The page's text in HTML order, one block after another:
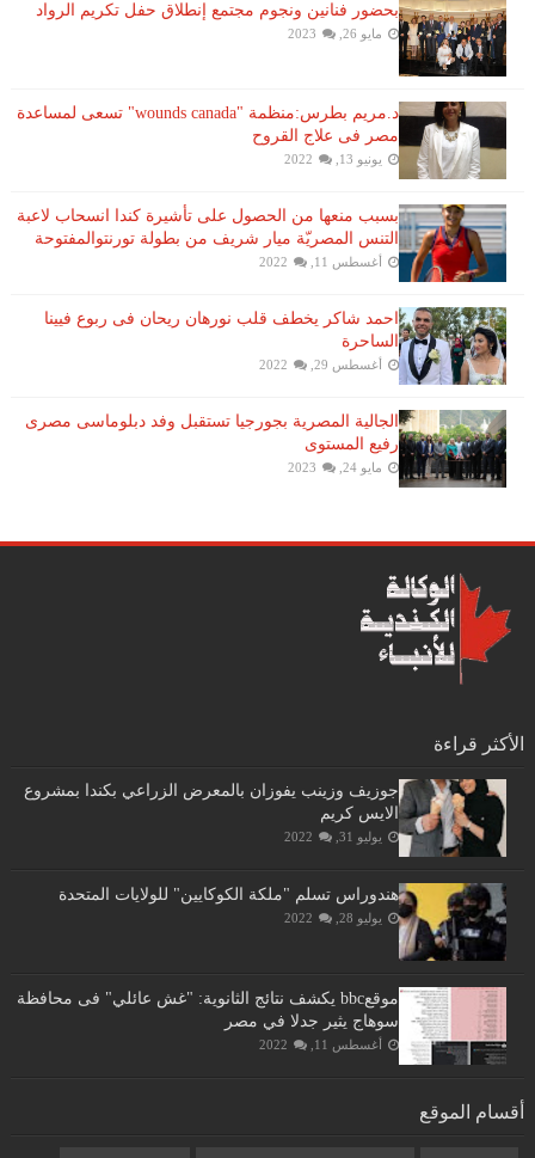
بحضور فنانين ونجوم مجتمع إنطلاق حفل تكريم الرواد
مايو 26, 2023
د.مريم بطرس:منظمة "wounds canada" تسعى لمساعدة
مصر فى علاج القروح
يونيو 13, 2022
بسبب منعها من الحصول على تأشيرة كندا انسحاب لاعبة ​
التنس​ المصريّة ​ميار شريف​ من بطولة ​تورنتو​المفتوحة
أغسطس 11, 2022
احمد شاكر يخطف قلب نورهان ريحان فى ربوع فيينا
الساحرة
أغسطس 29, 2022
الجالية المصرية بجورجيا تستقبل وفد دبلوماسى مصرى
رفيع المستوى
مايو 24, 2023
الأكثر قراءة
جوزيف وزينب يفوزان بالمعرض الزراعي بكندا بمشروع
الايس كريم
يوليو 31, 2022
هندوراس تسلم "ملكة الكوكايين" للولايات المتحدة
يوليو 28, 2022
موقعbbc يكشف نتائج الثانوية: "غش عائلي" فى محافظة
سوهاج يثير جدلا في مصر
أغسطس 11, 2022
أقسام الموقع